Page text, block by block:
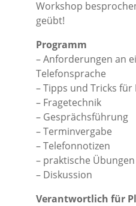
Workshop
geübt!
Programm
– Anforderungen an
Telefonsprache
– Tipps und Tricks für
– Fragetechnik
– Gesprächsführung
– Terminvergabe
– Telefonnotizen
– praktische
– Diskussion
Verantwortlich für